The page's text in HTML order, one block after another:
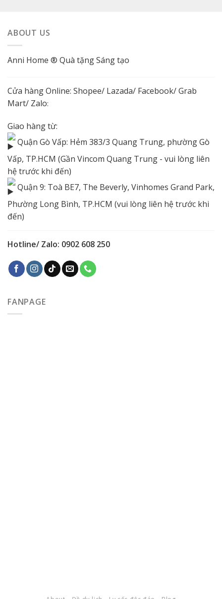
ABOUT US
Anni Home ® Quà tặng Sáng tạo
Cửa hàng Online: Shopee/ Lazada/ Facebook/ Grab
Mart/ Zalo:
Giao hàng từ:
Quận Gò Vấp: Hẻm 383/3 Quang Trung, phường Gò
Vấp, TP.HCM (Gần Vincom Quang Trung - vui lòng liên
hệ trước khi đến)
Quận 9: Toà BE7, The Beverly, Vinhomes Grand Park,
Phường Long Bình, TP.HCM (vui lòng liên hệ trước khi
đến)
Hotline/ Zalo: 0902 608 250
FANPAGE